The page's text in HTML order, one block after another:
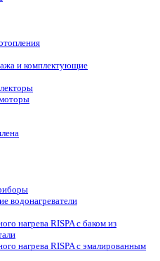
и комплектующие
водонагреватели
нагрева RISPA с баком из
нагрева RISPA с эмалированным